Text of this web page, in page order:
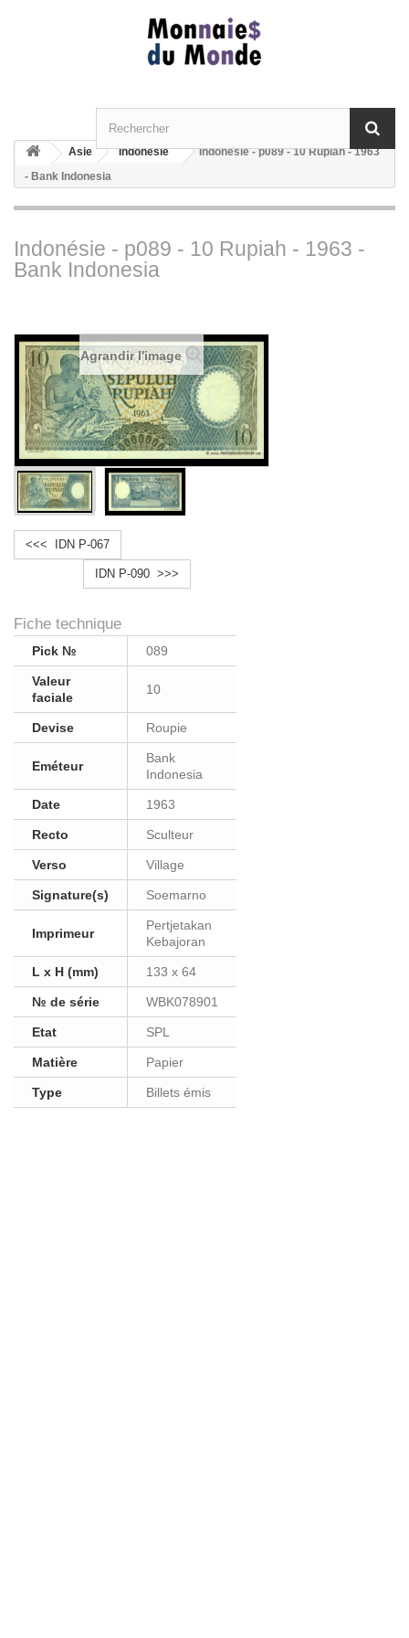
Asie Indonésie
Indonésie - p089 - 10 Rupiah - 1963
- Bank Indonesia
Indonésie - p089 - 10 Rupiah - 1963 -
Bank Indonesia
Agrandir l'image
<<< IDN P-067
IDN P-090 >>>
Fiche technique
Pick № 089
Valeur
faciale
10
Devise Roupie
Eméteur
Bank
Indonesia
Date 1963
Recto Sculteur
Verso Village
Signature(s) Soemarno
Imprimeur
Pertjetakan
Kebajoran
L x H (mm) 133 x 64
№ de série WBK078901
Etat SPL
Matière Papier
Type Billets émis